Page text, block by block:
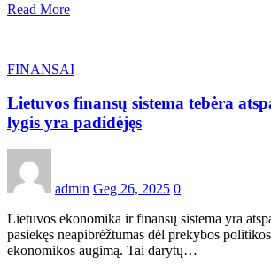
Read More
FINANSAI
Lietuvos finansų sistema tebėra
lygis yra padidėjęs
admin Geg 26, 2025 0
Lietuvos ekonomika ir finansų sistema yra
pasiekęs neapibrėžtumas dėl prekybos
ekonomikos augimą. Tai darytų…